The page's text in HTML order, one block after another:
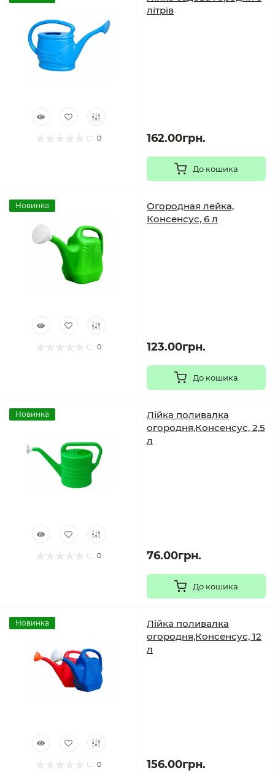
0
літрів
162.00грн.
До кошика
Новинка
0
Огородная лейка,
Консенсус, 6 л
123.00грн.
До кошика
Новинка
0
Лійка поливалка
огородня,Консенсус, 2,5
л
76.00грн.
До кошика
Новинка
0
Лійка поливалка
огородня,Консенсус, 12
л
156.00грн.